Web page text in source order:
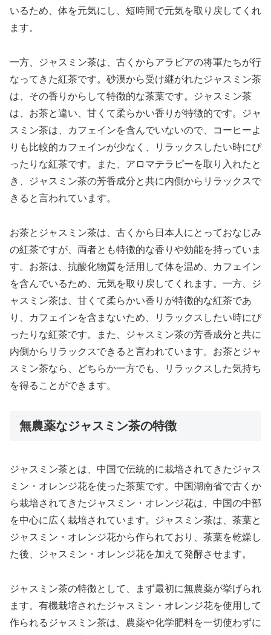
いるため、体を元気にし、短時間で元気を取り戻してくれ
ます。
一方、ジャスミン茶は、古くからアラビアの将軍たちが行
なってきた紅茶です。砂漠から受け継がれたジャスミン茶
は、その香りからして特徴的な茶葉です。ジャスミン茶
は、お茶と違い、甘くて柔らかい香りが特徴的です。ジャ
スミン茶は、カフェインを含んでいないので、コーヒーよ
りも比較的カフェインが少なく、リラックスしたい時にぴ
ったりな紅茶です。また、アロマテラピーを取り入れたと
き、ジャスミン茶の芳香成分と共に内側からリラックスで
きると言われています。
お茶とジャスミン茶は、古くから日本人にとっておなじみ
の紅茶ですが、両者とも特徴的な香りや効能を持っていま
す。お茶は、抗酸化物質を活用して体を温め、カフェイン
を含んでいるため、元気を取り戻してくれます。一方、ジ
ャスミン茶は、甘くて柔らかい香りが特徴的な紅茶であ
り、カフェインを含まないため、リラックスしたい時にぴ
ったりな紅茶です。また、ジャスミン茶の芳香成分と共に
内側からリラックスできると言われています。お茶とジャ
スミン茶なら、どちらか一方でも、リラックスした気持ち
を得ることができます。
無農薬なジャスミン茶の特徴
ジャスミン茶とは、中国で伝統的に栽培されてきたジャス
ミン・オレンジ花を使った茶葉です。中国湖南省で古くか
ら栽培されてきたジャスミン・オレンジ花は、中国の中部
を中心に広く栽培されています。ジャスミン茶は、茶葉と
ジャスミン・オレンジ花から作られており、茶葉を乾燥し
た後、ジャスミン・オレンジ花を加えて発酵させます。
ジャスミン茶の特徴として、まず最初に無農薬が挙げられ
ます。有機栽培されたジャスミン・オレンジ花を使用して
作られるジャスミン茶は、農薬や化学肥料を一切使わずに